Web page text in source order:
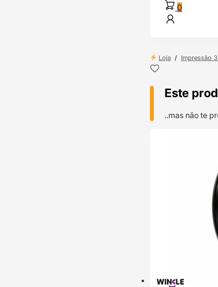
0
Loja / Impressão
Este
..mas não te